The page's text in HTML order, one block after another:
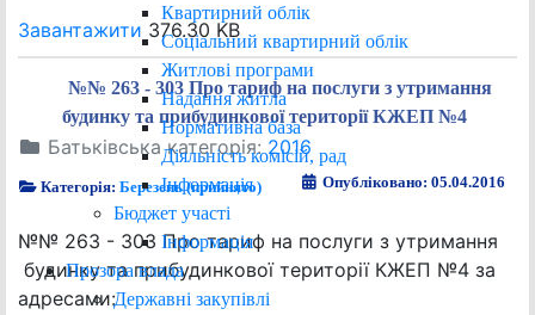
Квартирний облік
Соціальний квартирний облік
Житлові програми
Надання житла
Нормативна база
Діяльність комісій, рад
Інформація
Бюджет участі
Інформація
Прозора влада
Державні закупівлі
Завантажити 376.30 KB
№№ 263 - 303 Про тариф на послуги з утримання
будинку та прибудинкової території КЖЕП №4
Батьківська категорія:2016
Категорія:Березень (прийнято) Опубліковано: 05.04.2016
№№ 263 - 303 Про тариф на послуги з утримання
будинку та прибудинкової території КЖЕП №4 за
адресами: